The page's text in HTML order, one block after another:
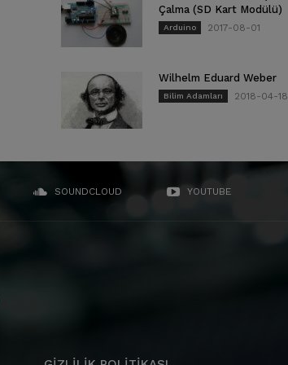
Çalma (SD Kart Modülü)
Arduino 2017-08-01
Wilhelm Eduard Weber
Bilim Adamları 2018-04-18
SOUNDCLOUD YOUTUBE